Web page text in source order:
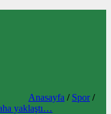
Anasayfa / Spor /
yaklaştı…